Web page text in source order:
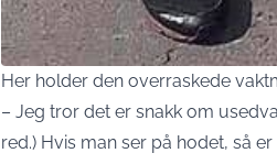
Her holder den overraskede
– Jeg tror det er snakk om
red.) Hvis man ser på hodet, så